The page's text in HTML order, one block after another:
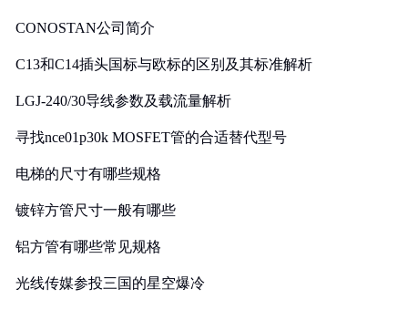
CONOSTAN公司简介
C13和C14插头国标与欧标的区别及其标准解析
LGJ-240/30导线参数及载流量解析
寻找nce01p30k MOSFET管的合适替代型号
电梯的尺寸有哪些规格
镀锌方管尺寸一般有哪些
铝方管有哪些常见规格
光线传媒参投三国的星空爆冷